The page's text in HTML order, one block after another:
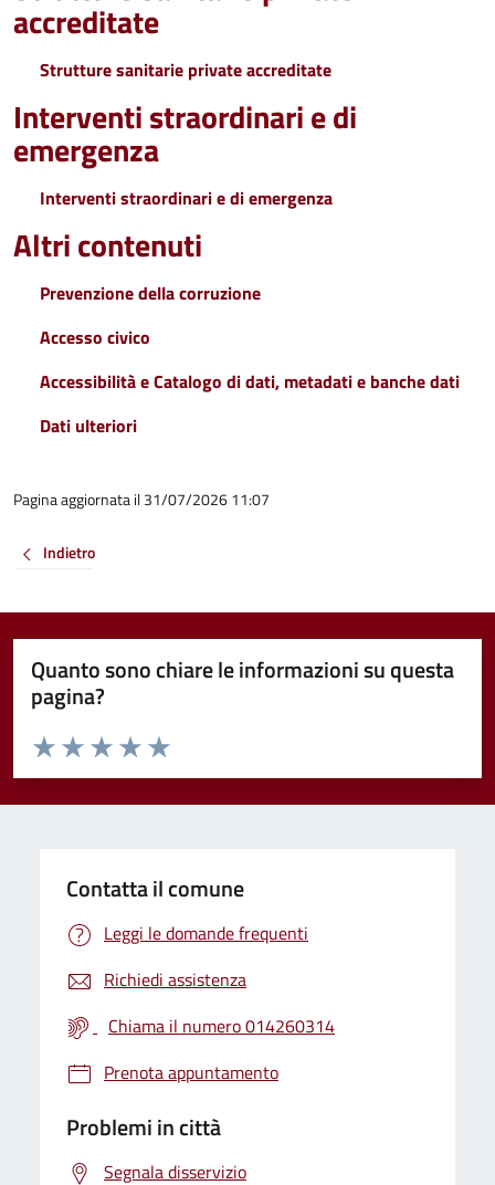
accreditate
Strutture sanitarie private accreditate
Interventi straordinari e di
emergenza
Interventi straordinari e di emergenza
Altri contenuti
Prevenzione della corruzione
Accesso civico
Accessibilità e Catalogo di dati, metadati e banche dati
Dati ulteriori
Pagina aggiornata il 31/07/2026 11:07
Indietro
Quanto sono chiare le informazioni su questa
pagina?
Valuta da 1 a 5 stelle la pagina
Valuta 5 stelle su 5
Valuta 4 stelle su 5
Valuta 3 stelle su 5
Valuta 2 stelle su 5
Valuta 1 stelle su 5
Contatta il comune
Leggi le domande frequenti
Richiedi assistenza
Chiama il numero 014260314
Prenota appuntamento
Problemi in città
Segnala disservizio